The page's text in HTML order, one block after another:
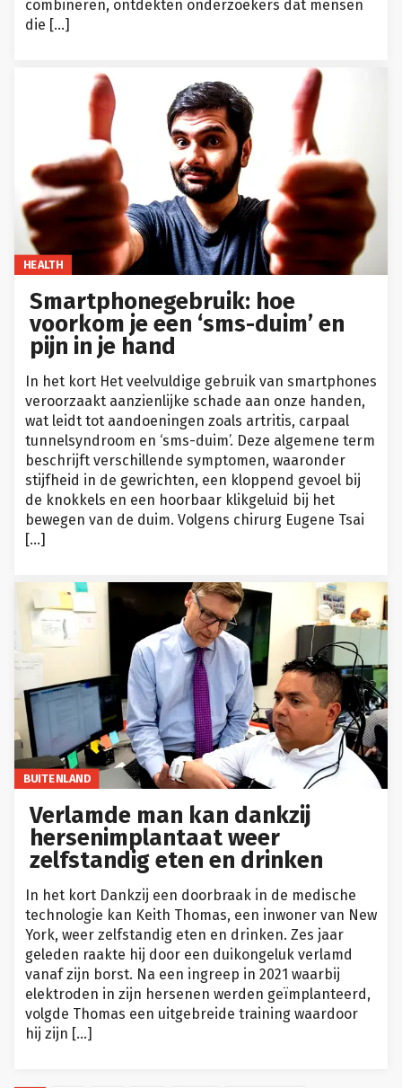
combineren, ontdekten onderzoekers dat mensen
die […]
HEALTH
Smartphonegebruik: hoe
voorkom je een ‘sms-duim’ en
pijn in je hand
In het kort Het veelvuldige gebruik van smartphones
veroorzaakt aanzienlijke schade aan onze handen,
wat leidt tot aandoeningen zoals artritis, carpaal
tunnelsyndroom en ‘sms-duim’. Deze algemene term
beschrijft verschillende symptomen, waaronder
stijfheid in de gewrichten, een kloppend gevoel bij
de knokkels en een hoorbaar klikgeluid bij het
bewegen van de duim. Volgens chirurg Eugene Tsai
[…]
BUITENLAND
Verlamde man kan dankzij
hersenimplantaat weer
zelfstandig eten en drinken
In het kort Dankzij een doorbraak in de medische
technologie kan Keith Thomas, een inwoner van New
York, weer zelfstandig eten en drinken. Zes jaar
geleden raakte hij door een duikongeluk verlamd
vanaf zijn borst. Na een ingreep in 2021 waarbij
elektroden in zijn hersenen werden geïmplanteerd,
volgde Thomas een uitgebreide training waardoor
hij zijn […]